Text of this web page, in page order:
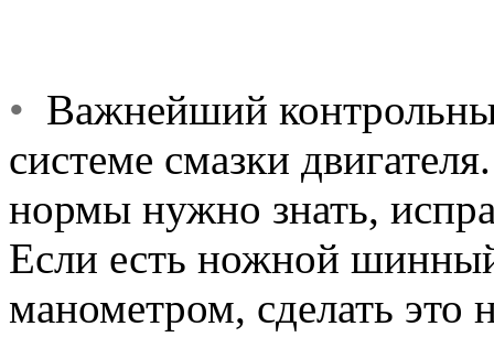
• Важнейший
системе смазки
нормы нужно знать,
Если есть ножной
манометром, сделать